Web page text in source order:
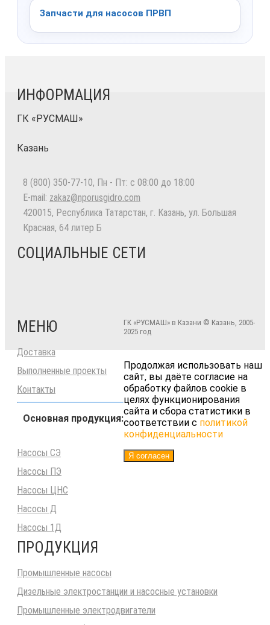
Запчасти для насосов ПРВП
ИНФОРМАЦИЯ
ГК «РУСМАШ»
Казань
8 (800) 350-77-10, Пн - Пт: с 08:00 до 18:00
E-mail: zakaz@nporusgidro.com
420015, Республика Татарстан, г. Казань, ул. Большая
Красная, 64 литер Б
СОЦИАЛЬНЫЕ СЕТИ
МЕНЮ
Доставка
Выполненные проекты
Контакты
Основная продукция:
Насосы СЭ
Насосы ПЭ
Насосы ЦНС
Насосы Д
Насосы 1Д
ПРОДУКЦИЯ
Промышленные насосы
Дизельные электростанции и насосные установки
Промышленные электродвигатели
ГК «РУСМАШ» в Казани © Казань, 2005-
2025 год
Продолжая использовать наш
сайт, вы даёте согласие на
обработку файлов cookie в
целях функционирования
сайта и сбора статистики в
соответствии с политикой
конфиденциальности
Я согласен